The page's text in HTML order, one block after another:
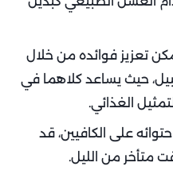
تعزيز فوائده من خلال
حيث يساعد كلاهما في
الغذائي.
على الكافيين، قد
متأخر من الليل.